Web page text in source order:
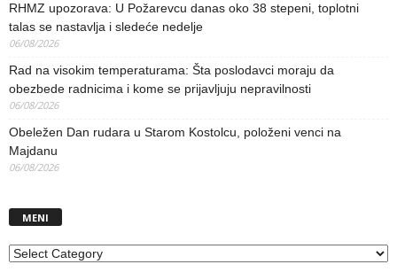
RHMZ upozorava: U Požarevcu danas oko 38 stepeni, toplotni
talas se nastavlja i sledeće nedelje
06/08/2026
Rad na visokim temperaturama: Šta poslodavci moraju da
obezbede radnicima i kome se prijavljuju nepravilnosti
06/08/2026
Obeležen Dan rudara u Starom Kostolcu, položeni venci na
Majdanu
06/08/2026
MENI
MENI